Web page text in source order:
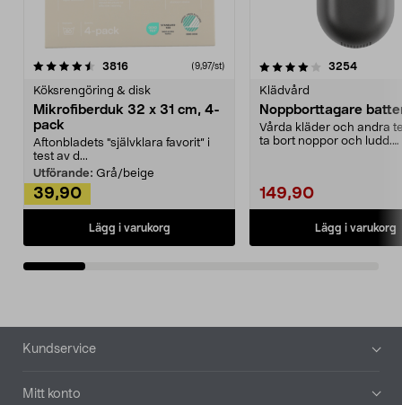
3816recensioner (9,97/st)
Köksrengöring & disk
Mikrofiberduk 32 x 31 cm, 4-
pack
Aftonbladets "självklara favorit” i
test av d...
Utförande: Grå/beige
39,90
Lägg i varukorg
4.0av 5 stjärnor 3254
Klädvård
Noppborttagare
Vårda kläder och andra
ta bort noppor och ludd.
149,90
Lägg i varukorg
4.5av 5 stjärnor
Sidfot
Kundservice
Mitt konto